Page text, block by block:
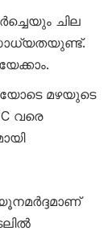
ചില
മഴയുടെ
വരെ